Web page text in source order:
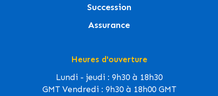
Succession
Assurance
Heures d'ouverture
Lundi - jeudi : 9h30 à 18h30
GMT Vendredi : 9h30 à 18h00 GMT